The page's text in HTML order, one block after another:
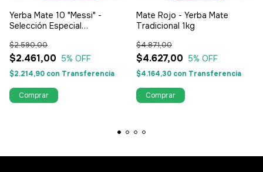
Yerba Mate 10 "Messi" -
Selección Especial
$2.461,00
$2.590,00
5% OFF
$2.214,90 con Transferencia
Mate Rojo - Yerba Mate
Tradicional 1kg
$4.627,00
$4.871,00
5% OFF
$4.164,30 con Transferencia